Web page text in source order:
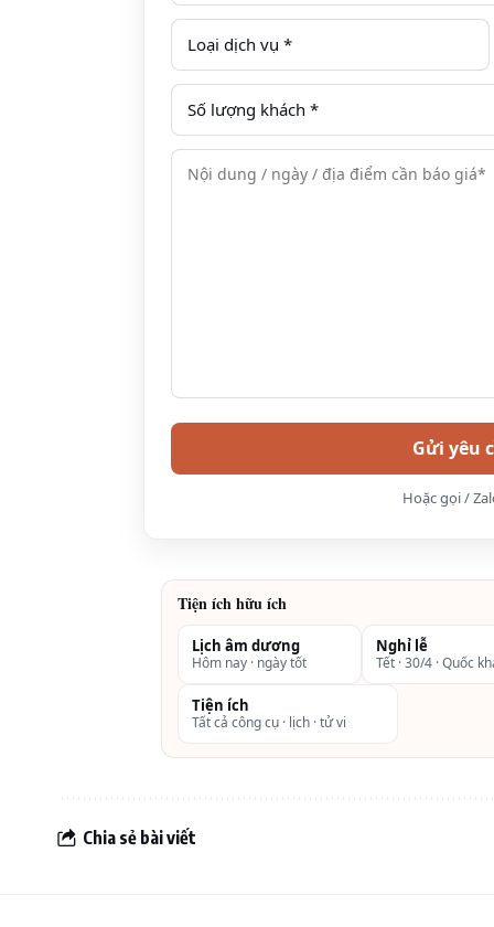
2. Mường Thanh Luxury Sơn La (5
hội nghị, hội thảo, gala, tiệc cưới hàng
Địa chỉ: Số 2 đường Tô Hiệu, Phường
Presidential Suite
Gía phòng thấp nhất từ: 950.000VNĐ/
> Tiện nghi trong phòng:
Điều hòa nhiệt độ
Điện thoại quốc tế
Hoặc gọi /
Tiện ích hữu ích
Lịch âm dương
Hôm nay · ngày tốt
Nghỉ lễ
Tết · 30/4 · Quốc
Tiện ích
Tất cả công cụ · lịch · tử vi
Chia sẻ bài viết